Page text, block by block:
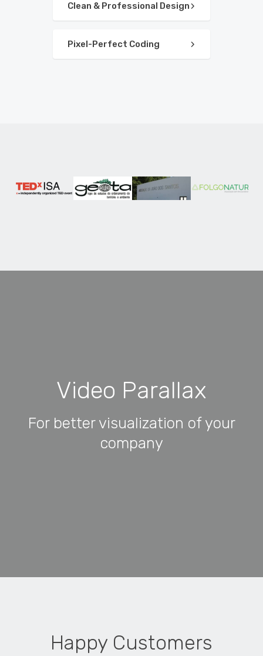
Clean & Professional Design
Pixel-Perfect Coding
Video Parallax
For better visualization of your
company
Happy Customers